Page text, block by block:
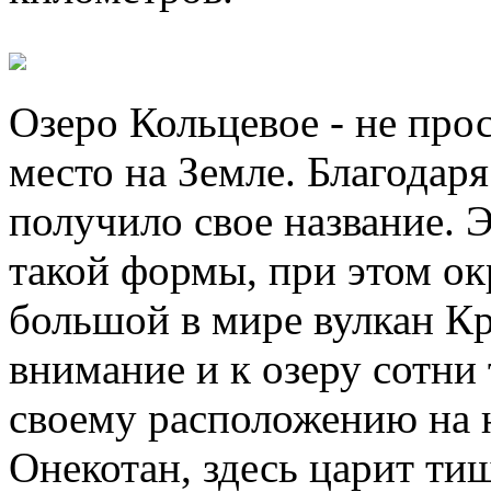
Озеро Кольцевое - не
место на Земле.
получило свое название.
такой формы, при этом
большой в мире вулкан
внимание и к озеру сотни
своему расположению на
Онекотан, здесь царит